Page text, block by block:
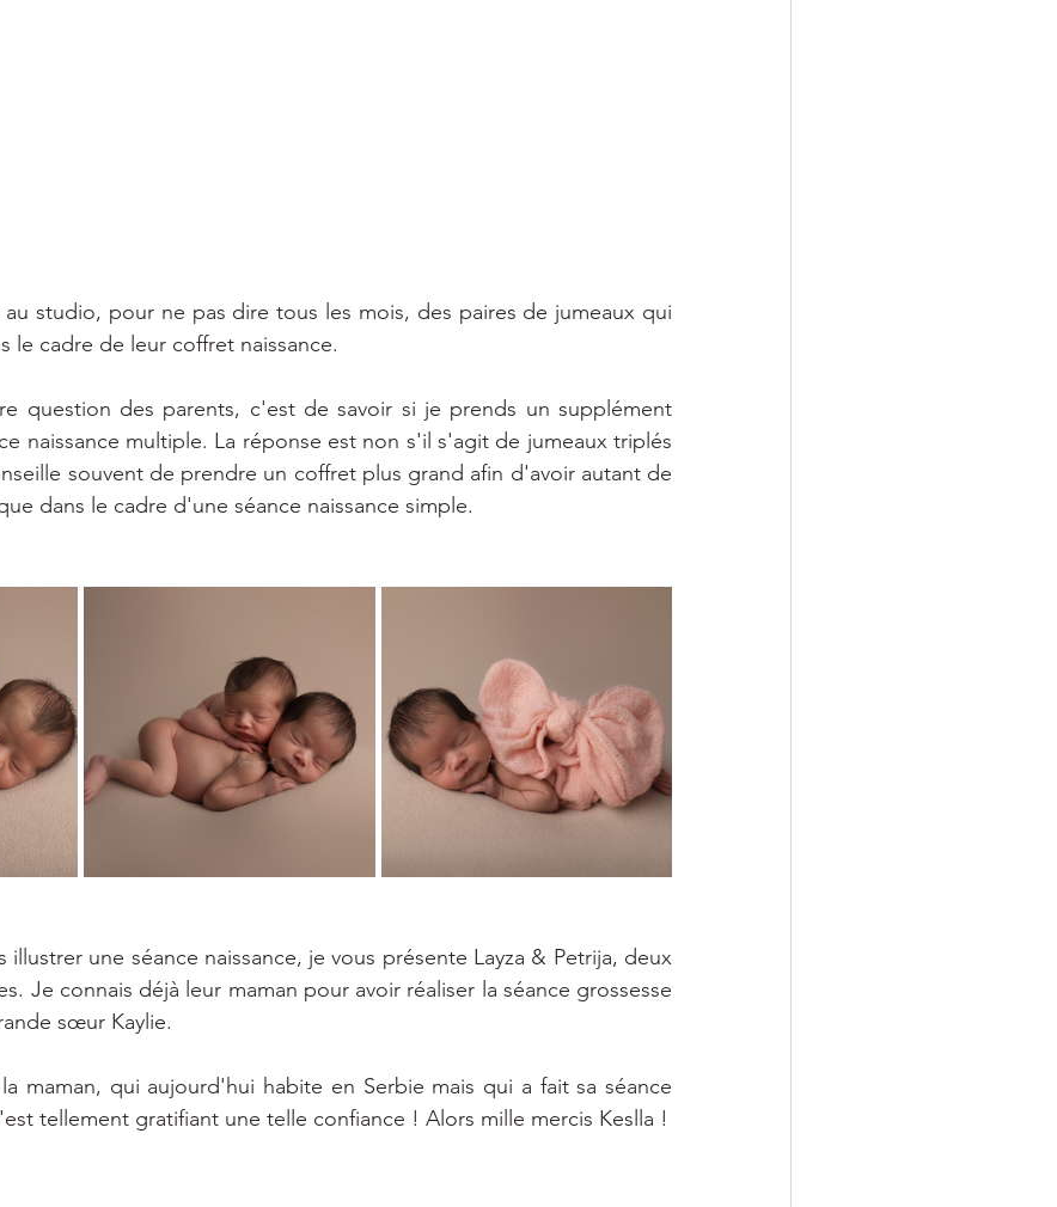
studio, pour ne pas dire tous les mois, des paires de jumeaux qui
le cadre de leur coffret naissance.
question des parents, c'est de savoir si je prends un supplément
naissance multiple. La réponse est non s'il s'agit de jumeaux triplés
souvent de prendre un coffret plus grand afin d'avoir autant de
dans le cadre d'une séance naissance simple.
une séance naissance, je vous présente Layza & Petrija, deux
Je connais déjà leur maman pour avoir réaliser la séance grossesse
sœur Kaylie.
maman, qui aujourd'hui habite en Serbie mais qui a fait sa séance
tellement gratifiant une telle confiance ! Alors mille mercis Keslla !